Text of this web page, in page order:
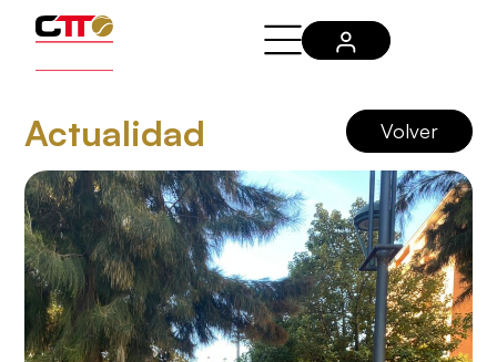
Actualidad Volver